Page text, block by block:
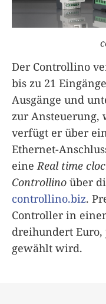
Der Controllino
bis zu 21
Ausgänge und
zur Ansteuerung,
verfügt er über
Ethernet-
eine Real time
Controllino über
controllino.biz.
Controller in
dreihundert Euro,
gewählt wird.